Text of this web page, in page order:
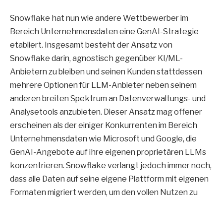
Snowflake hat nun wie andere Wettbewerber im
Bereich Unternehmensdaten eine GenAI-Strategie
etabliert. Insgesamt besteht der Ansatz von
Snowflake darin, agnostisch gegenüber KI/ML-
Anbietern zu bleiben und seinen Kunden stattdessen
mehrere Optionen für LLM-Anbieter neben seinem
anderen breiten Spektrum an Datenverwaltungs- und
Analysetools anzubieten. Dieser Ansatz mag offener
erscheinen als der einiger Konkurrenten im Bereich
Unternehmensdaten wie Microsoft und Google, die
GenAI-Angebote auf ihre eigenen proprietären LLMs
konzentrieren. Snowflake verlangt jedoch immer noch,
dass alle Daten auf seine eigene Plattform mit eigenen
Formaten migriert werden, um den vollen Nutzen zu